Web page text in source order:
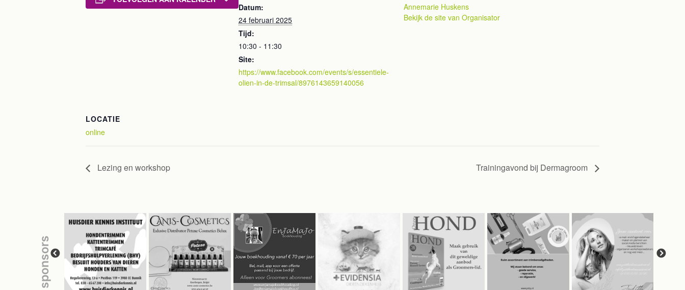
Datum:
24 februari 2025
Tijd:
10:30 - 11:30
Site:
https://www.facebook.com/events/s/essentiele-
olien-in-de-trimsal/8976143659140056
Annemarie Huskens
Bekijk de site van Organisator
LOCATIE
online
Lezing en workshop Trainingavond bij Dermagroom
sponsors